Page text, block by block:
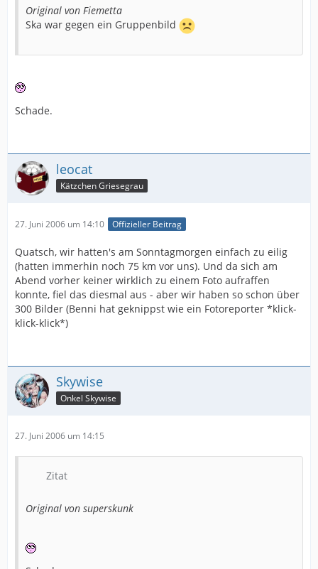
Original von Fiemetta
Ska war gegen ein Gruppenbild
Schade.
leocat
Kätzchen Griesegrau
27. Juni 2006 um 14:10 Offizieller Beitrag
Quatsch, wir hatten's am Sonntagmorgen einfach zu eilig
(hatten immerhin noch 75 km vor uns). Und da sich am
Abend vorher keiner wirklich zu einem Foto aufraffen
konnte, fiel das diesmal aus - aber wir haben so schon über
300 Bilder (Benni hat geknippst wie ein Fotoreporter *klick-
klick-klick*)
Skywise
Onkel Skywise
27. Juni 2006 um 14:15
Zitat
Original von superskunk